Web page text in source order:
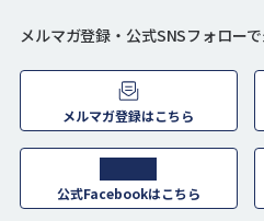
メルマガ登録・公式SNSフォロー
メルマガ登録はこちら
公式Facebookはこちら